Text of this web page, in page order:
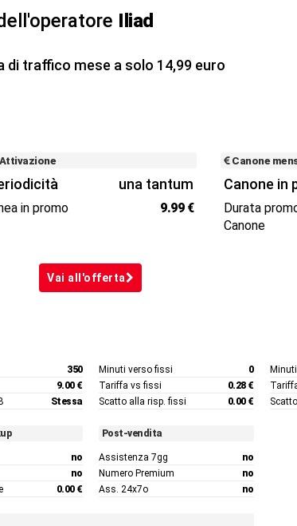
Iliad
di traffico mese a solo 14,99 euro
Attivazione
una tantum
in promo 9.99 €
Canone
Canone in
Durata
Canone
Vai all'offerta
350
9.00 €
Stessa
Minuti verso fissi
0
Tariffa vs fissi
0.28 €
Scatto alla risp. fissi
0.00 €
no
no
0.00 €
Post-vendita
Assistenza 7gg
no
Numero Premium
no
Ass. 24x7o
no